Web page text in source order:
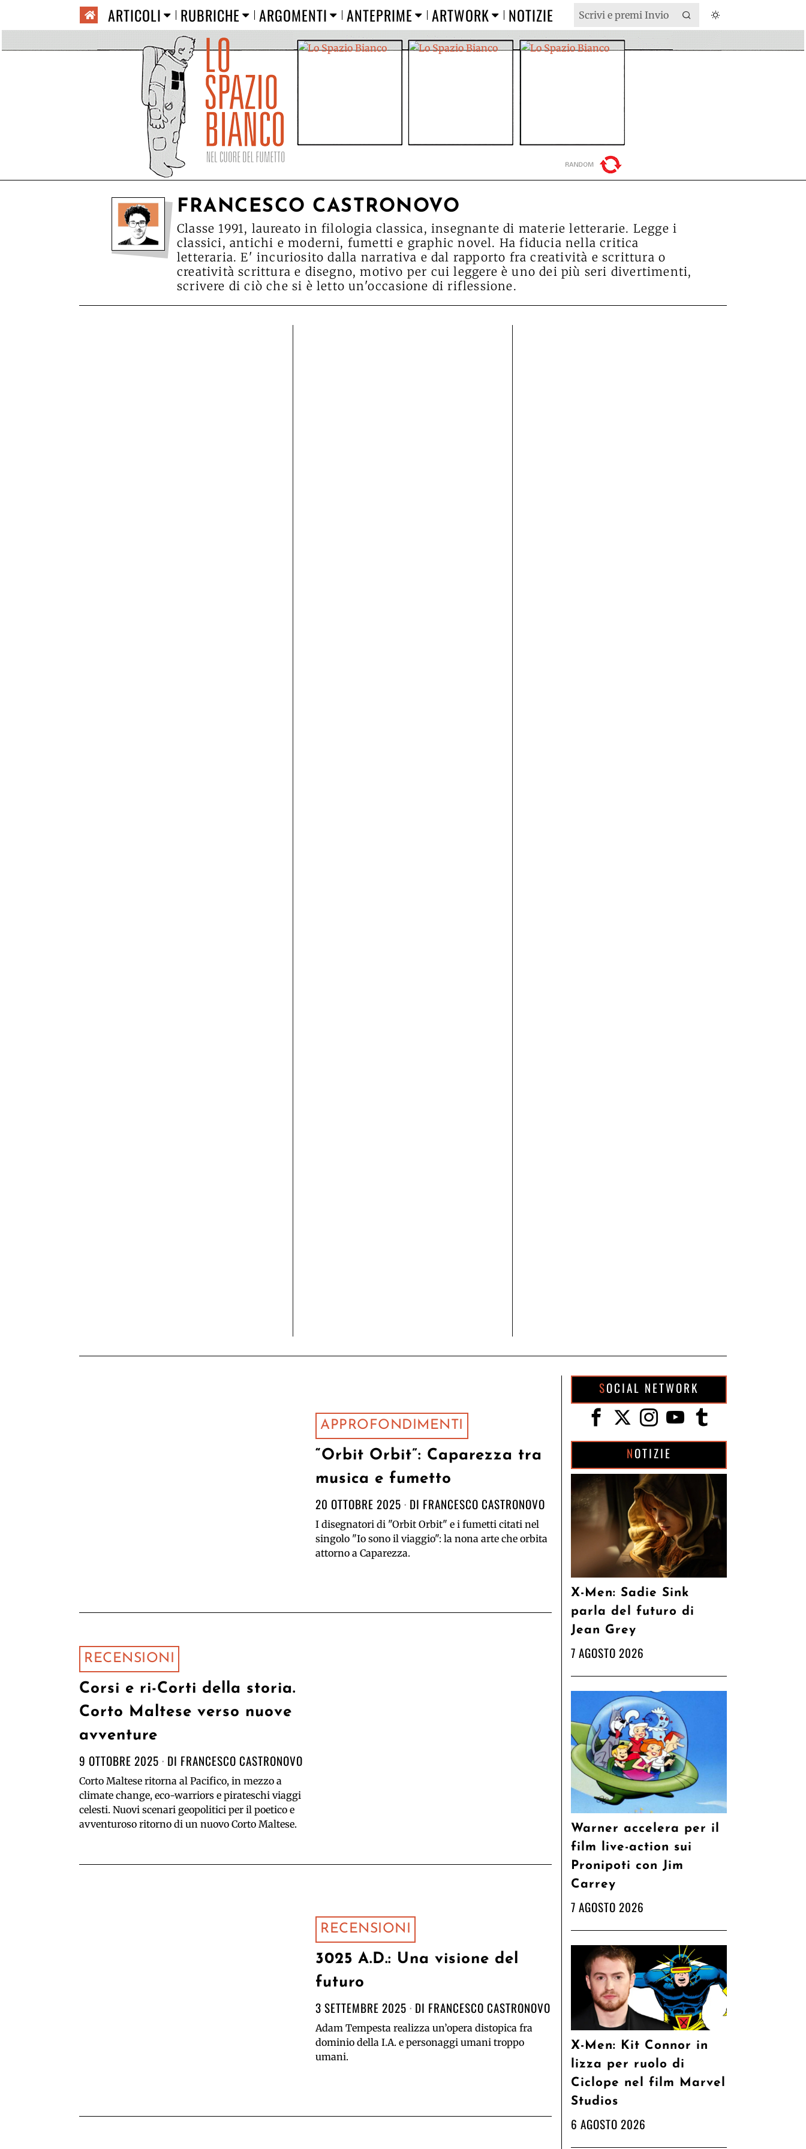
ARTICOLI RUBRICHE ARGOMENTI ANTEPRIME ARTWORK NOTIZIE
FRANCESCO CASTRONOVO
Classe 1991, laureato in filologia classica, insegnante di materie letterarie. Legge i
classici, antichi e moderni, fumetti e graphic novel. Ha fiducia nella critica
letteraria. E' incuriosito dalla narrativa e dal rapporto fra creatività e scrittura o
creatività scrittura e disegno, motivo per cui leggere è uno dei più seri divertimenti,
scrivere di ciò che si è letto un'occasione di riflessione.
APPROFONDIMENTI
“Orbit Orbit”: Caparezza tra
musica e fumetto
20 OTTOBRE 2025 DI FRANCESCO CASTRONOVO
I disegnatori di "Orbit Orbit" e i fumetti citati nel
singolo "Io sono il viaggio": la nona arte che orbita
attorno a Caparezza.
RECENSIONI
Corsi e ri-Corti della storia.
Corto Maltese verso nuove
avventure
9 OTTOBRE 2025 DI FRANCESCO CASTRONOVO
Corto Maltese ritorna al Pacifico, in mezzo a
climate change, eco-warriors e pirateschi viaggi
celesti. Nuovi scenari geopolitici per il poetico e
avventuroso ritorno di un nuovo Corto Maltese.
RECENSIONI
3025 A.D.: Una visione del
futuro
3 SETTEMBRE 2025 DI FRANCESCO CASTRONOVO
Adam Tempesta realizza un’opera distopica fra
dominio della I.A. e personaggi umani troppo
umani.
SOCIAL NETWORK
NOTIZIE
X-Men: Sadie Sink
parla del futuro di
Jean Grey
7 AGOSTO 2026
Warner accelera per il
film live-action sui
Pronipoti con Jim
Carrey
7 AGOSTO 2026
X-Men: Kit Connor in
lizza per ruolo di
Ciclope nel film Marvel
Studios
6 AGOSTO 2026